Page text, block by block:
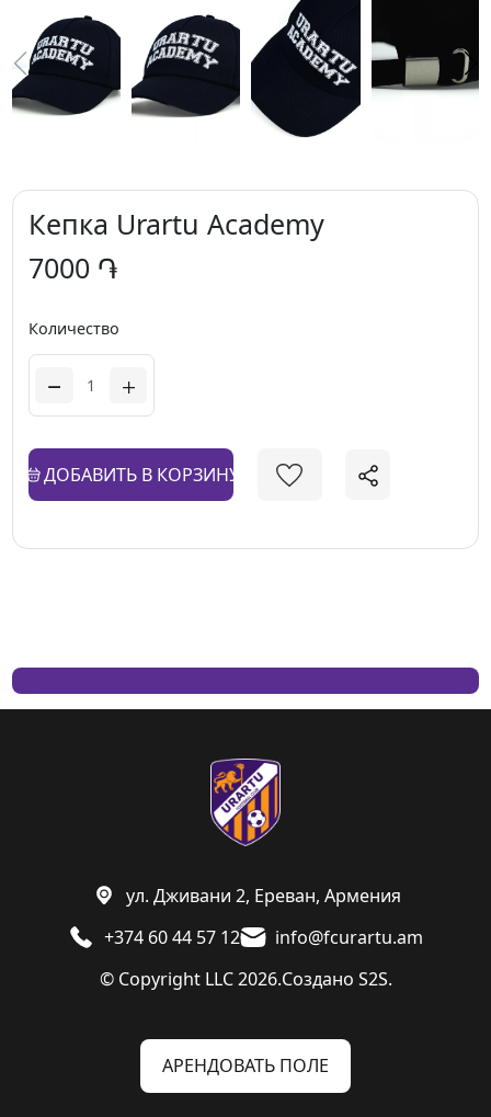
Кепка Urartu Academy
7000 ֏
Количество
ДОБАВИТЬ В КОРЗИНУ
© Copyright LLC 2026.Создано S2S.
+374 60 44 57 12 info@fcurartu.am
ул. Дживани 2, Ереван, Армения
АРЕНДОВАТЬ ПОЛЕ